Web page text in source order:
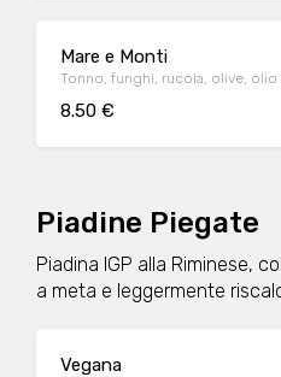
Mare e Monti
Tonno, funghi, rucola, olive, olio
8.50 €
Piadine Piegate
Piadina IGP alla Riminese,
a meta e leggermente
Vegana